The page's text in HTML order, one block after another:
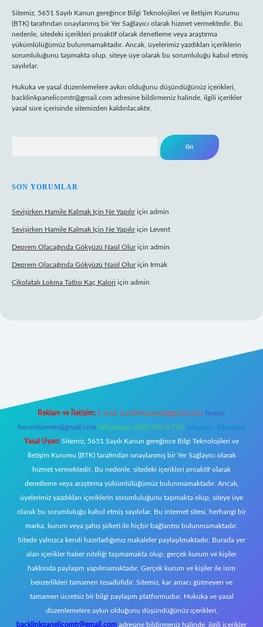
Sitemiz, 5651 Sayılı Kanun gereğince Bilgi Teknolojileri ve İletişim Kurumu
(BTK) tarafından onaylanmış bir Yer Sağlayıcı olarak hizmet vermektedir. Bu
nedenle, sitedeki içerikleri proaktif olarak denetleme veya araştırma
yükümlülüğümüz bulunmamaktadır. Ancak, üyelerimiz yazdıkları içeriklerin
sorumluluğunu taşımakta olup, siteye üye olarak bu sorumluluğu kabul etmiş
sayılırlar.
Hukuka ve yasal düzenlemelere aykırı olduğunu düşündüğünüz içerikleri,
backlinkpanelicomtr@gmail.com adresine bildirmeniz halinde, ilgili içerikler
yasal süre içerisinde sitemizden kaldırılacaktır.
SON YORUMLAR
Sevişirken Hamile Kalmak Için Ne Yapılıriçin admin
Sevişirken Hamile Kalmak Için Ne Yapılıriçin Levent
Deprem Olacağında Gökyüzü Nasıl Oluriçin admin
Deprem Olacağında Gökyüzü Nasıl Oluriçin Irmak
Çikolatalı Lokma Tatlısı Kaç Kalori için admin
Reklam ve İletişim: E-mail: backlinkpaneli@gmail.com Teams:
forumhizmeti@gmail.com Whatsapp: 0262 606 0 726 Telegram: @karabul
Yasal Uyarı: Sitemiz, 5651 Sayılı Kanun gereğince Bilgi Teknolojileri ve
İletişim Kurumu (BTK) tarafından onaylanmış bir Yer Sağlayıcı olarak
hizmet vermektedir. Bu nedenle, sitedeki içerikleri proaktif olarak
denetleme veya araştırma yükümlülüğümüz bulunmamaktadır. Ancak,
üyelerimiz yazdıkları içeriklerin sorumluluğunu taşımakta olup, siteye üye
olarak bu sorumluluğu kabul etmiş sayılırlar. Bu internet sitesi, herhangi bir
marka, kurum veya şahıs şirketi ile hiçbir bağlantısı bulunmamaktadır.
Sitede yalnızca kendi hazırladığımız makaleler paylaşılmaktadır. Burada yer
alan içerikler haber niteliği taşımamakta olup, gerçek kurum ve kişiler
hakkında paylaşım yapılmamaktadır. Gerçek kurum ve kişiler ile isim
benzerlikleri tamamen tesadüfidir. Sitemiz, kar amacı gütmeyen ve
tamamen ücretsiz bir bilgi paylaşım platformudur. Hukuka ve yasal
düzenlemelere aykırı olduğunu düşündüğünüz içerikleri,
backlinkpanelicomtr@gmail.com adresine bildirmeniz halinde, ilgili içerikler